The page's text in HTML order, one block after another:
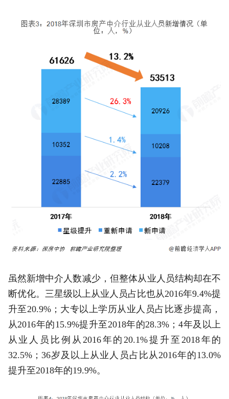
虽然新增中介人数减少，但整体从业人员结构却在不
断优化。三星级以上从业人员占比也从2016年9.4%提
升至20.9%；大专以上学历从业人员占比逐步提高，
从2016年的15.9%提升至2018年的28.3%；4年及以上
从业人员比例从2016年的20.1%提升至2018年的
32.5%；36岁及以上从业人员占比从2016年的13.0%
提升至2018年的19.9%。